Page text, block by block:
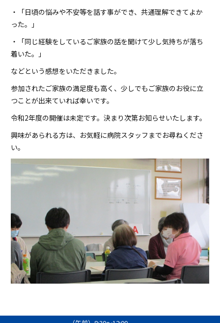
・「日頃の悩みや不安等を話す事ができ、共通理解できてよか
った。」
・「同じ経験をしているご家族の話を聞けて少し気持ちが落ち
着いた。」
などという感想をいただきました。
参加されたご家族の満足度も高く、少しでもご家族のお役に立
つことが出来ていれば幸いです。
令和2年度の開催は未定です。決まり次第お知らせいたします。
興味があられる方は、お気軽に病院スタッフまでお尋ねくださ
い。